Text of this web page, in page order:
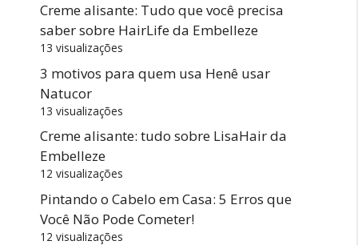
Creme alisante: Tudo que você precisa
saber sobre HairLife da Embelleze
13 visualizações
3 motivos para quem usa Henê usar
Natucor
13 visualizações
Creme alisante: tudo sobre LisaHair da
Embelleze
12 visualizações
Pintando o Cabelo em Casa: 5 Erros que
Você Não Pode Cometer!
12 visualizações